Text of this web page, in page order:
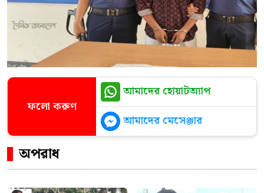
ফলো করুণ
আমাদের হোয়াটঅ্যাপ
আমাদের মেসেঞ্জার
অপরাধ